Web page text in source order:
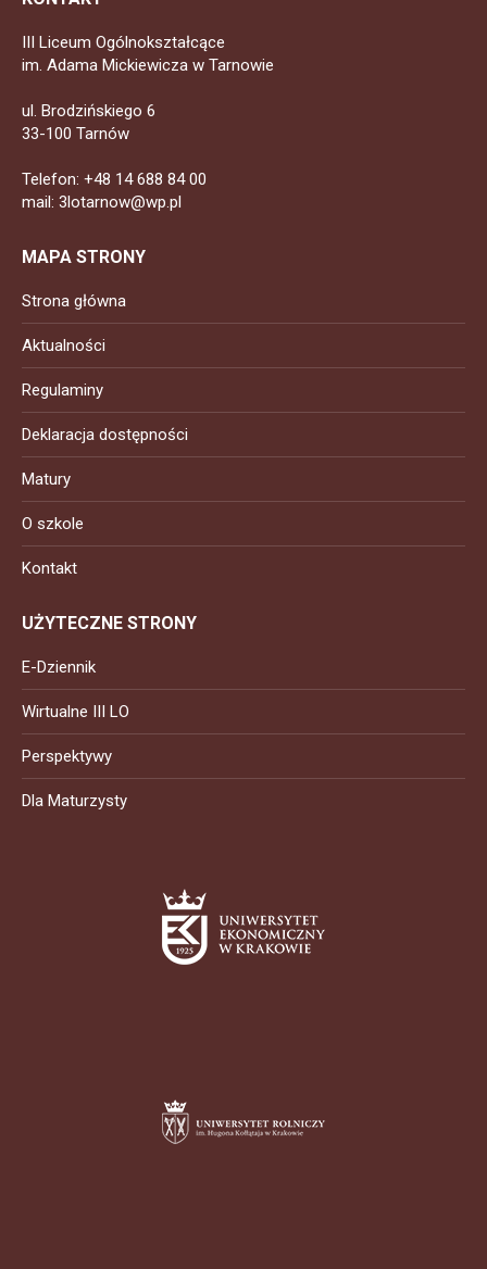
III Liceum Ogólnokształcące
im. Adama Mickiewicza w Tarnowie
ul. Brodzińskiego 6
33-100 Tarnów
Telefon: +48 14 688 84 00
mail: 3lotarnow@wp.pl
MAPA STRONY
Strona główna
Aktualności
Regulaminy
Deklaracja dostępności
Matury
O szkole
Kontakt
UŻYTECZNE STRONY
E-Dziennik
Wirtualne III LO
Perspektywy
Dla Maturzysty